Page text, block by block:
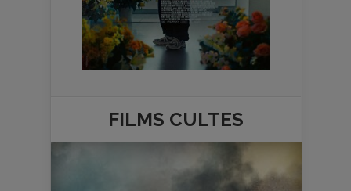
FILMS CULTES